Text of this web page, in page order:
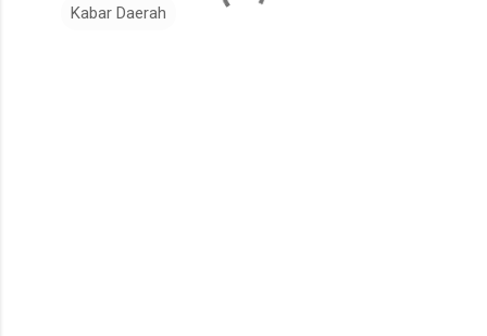
Kabar Daerah